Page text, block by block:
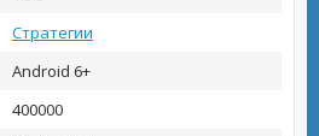
Стратегии
Android 6+
400000